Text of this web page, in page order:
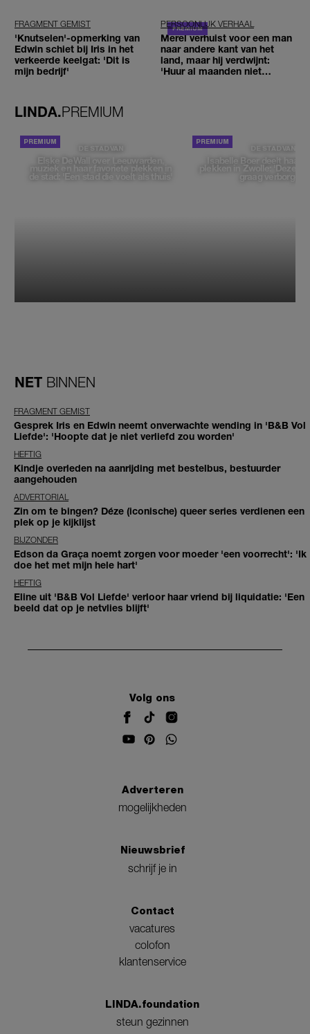
FRAGMENT GEMIST
'Knutselen'-opmerking van
Edwin schiet bij Iris in het
verkeerde keelgat: 'Dit is
mijn bedrijf'
PERSOONLIJK VERHAAL
Merel verhuist voor een man
naar andere kant van het
land, maar hij verdwijnt:
'Huur al maanden niet
LINDA.PREMIUM
DE STAD VAN
Elske DeWall over Leeuwarden,
muziek en haar favoriete plekken in
de stad: 'Een stad die voelt als thuis'
DE STAD VAN
Isabelle Boer deelt haar
plekken in Zwolle: 'Deze
graag verborgen'
NET BINNEN
FRAGMENT GEMIST
Gesprek Iris en Edwin neemt onverwachte wending in 'B&B Vol
Liefde': 'Hoopte dat je niet verliefd zou worden'
HEFTIG
Kindje overleden na aanrijding met bestelbus, bestuurder
aangehouden
ADVERTORIAL
Zin om te bingen? Déze (iconische) queer series verdienen een
plek op je kijklijst
BIJZONDER
Edson da Graça noemt zorgen voor moeder 'een voorrecht': 'Ik
doe het met mijn hele hart'
HEFTIG
Eline uit 'B&B Vol Liefde' verloor haar vriend bij liquidatie: 'Een
beeld dat op je netvlies blijft'
Volg ons
Adverteren
mogelijkheden
Nieuwsbrief
schrijf je in
Contact
vacatures
colofon
klantenservice
LINDA.foundation
steun gezinnen